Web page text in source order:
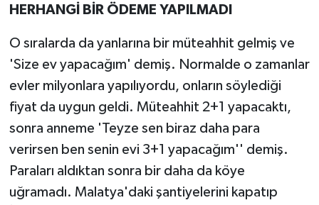
HERHANGİ BİR ÖDEME YAPILMADI
O sıralarda da yanlarına bir müteahhit gelmiş ve
'Size ev yapacağım' demiş. Normalde o zamanlar
evler milyonlara yapılıyordu, onların söylediği
fiyat da uygun geldi. Müteahhit 2+1 yapacaktı,
sonra anneme 'Teyze sen biraz daha para
verirsen ben senin evi 3+1 yapacağım'' demiş.
Paraları aldıktan sonra bir daha da köye
uğramadı. Malatya'daki şantiyelerini kapatıp